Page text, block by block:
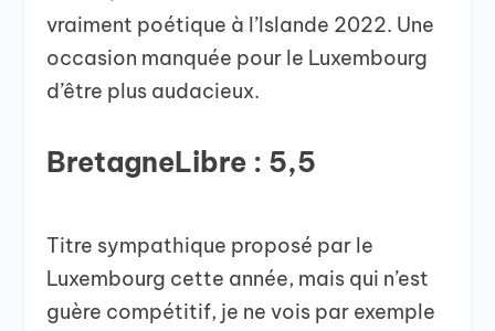
vraiment poétique à l’Islande 2022. Une
occasion manquée pour le Luxembourg
d’être plus audacieux.
BretagneLibre : 5,5
Titre sympathique proposé par le
Luxembourg cette année, mais qui n’est
guère compétitif, je ne vois par exemple